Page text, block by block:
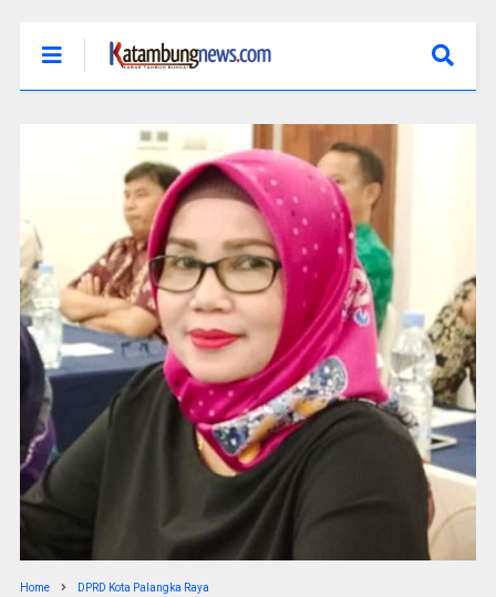
Home DPRD Kota Palangka Raya